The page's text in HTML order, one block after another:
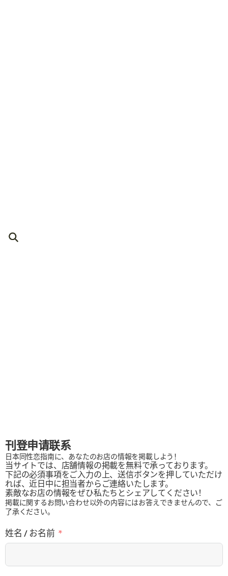
刊登申请联系
日本同性恋指南に、あなたのお店の情報を掲載しよう！
当サイトでは、店舗情報の掲載を無料で承っております。
下記の必須事項をご入力の上、送信ボタンを押していただけ
れば、近日中に担当者からご連絡いたします。
素敵なお店の情報をぜひ私たちとシェアしてください！
掲載に関するお問い合わせ以外の内容にはお答えできませんので、ご
了承ください。
姓名 / お名前